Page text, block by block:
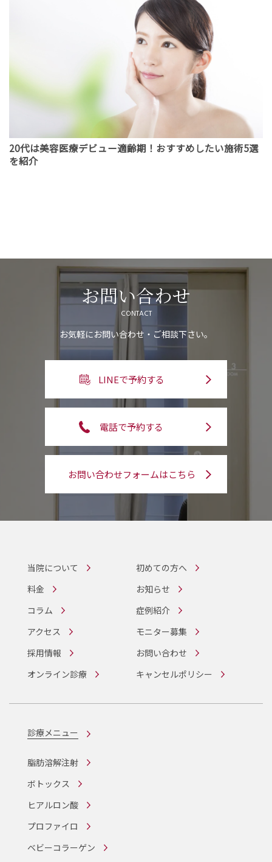
20代は美容医療デビュー適齢期！おすすめしたい施術5選
を紹介
お問い合わせ
CONTACT
お気軽にお問い合わせ・ご相談下さい。
LINEで予約する
電話で予約する
お問い合わせフォームはこちら
当院について
初めての方へ
料金
お知らせ
コラム
症例紹介
アクセス
モニター募集
採用情報
お問い合わせ
オンライン診療
キャンセルポリシー
診療メニュー
脂肪溶解注射
ボトックス
ヒアルロン酸
プロファイロ
ベビーコラーゲン